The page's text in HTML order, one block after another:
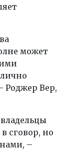
может
Роджер Вер,
сговор, но
–